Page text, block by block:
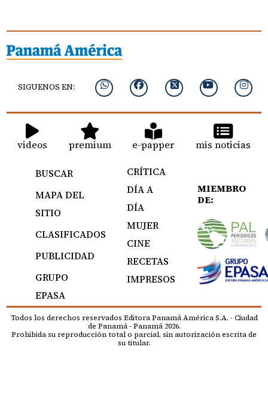
SIGUENOS EN:
videos premium e-papper mis noticias
BUSCAR
MAPA DEL
SITIO
CLASIFICADOS
PUBLICIDAD
GRUPO
EPASA
CRÍTICA
DÍA A
DÍA
MUJER
CINE
RECETAS
IMPRESOS
MIEMBRO
DE:
Todos los derechos reservados Editora Panamá América S.A. - Ciudad
de Panamá - Panamá 2026.
Prohibida su reproducción total o parcial, sin autorización escrita de
su titular.